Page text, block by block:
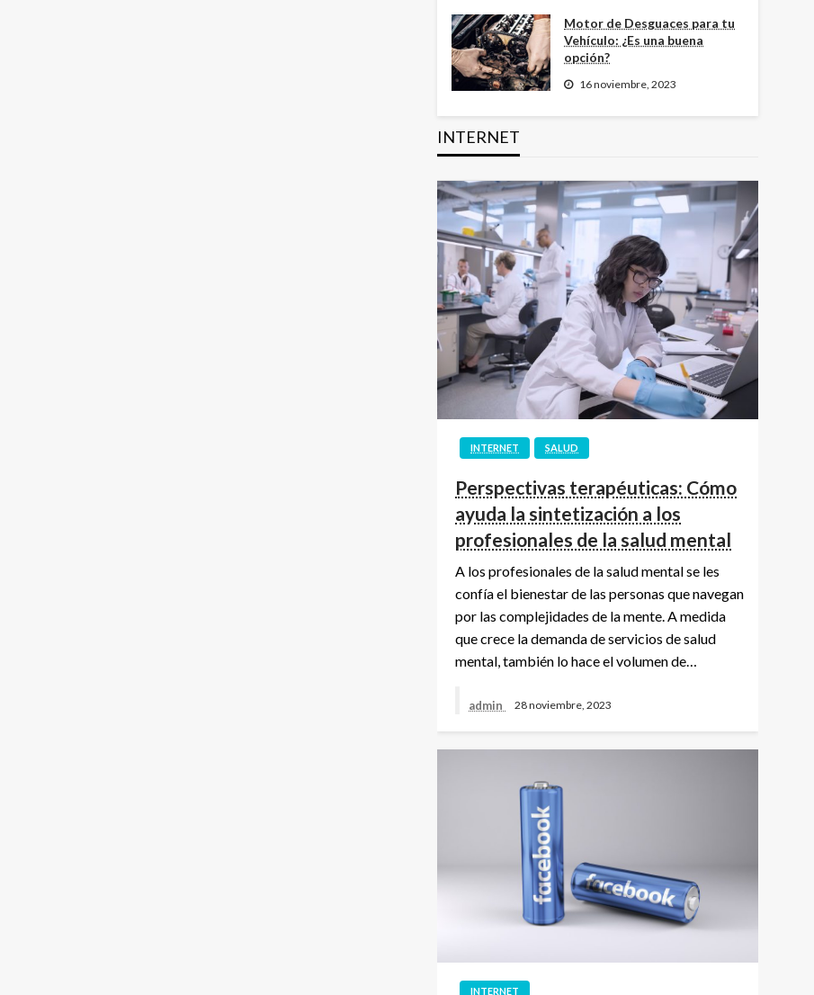
Motor de Desguaces para tu
Vehículo: ¿Es una buena
opción?
16 noviembre, 2023
INTERNET
INTERNET SALUD
Perspectivas terapéuticas: Cómo
ayuda la sintetización a los
profesionales de la salud mental
A los profesionales de la salud mental se les
confía el bienestar de las personas que navegan
por las complejidades de la mente. A medida
que crece la demanda de servicios de salud
mental, también lo hace el volumen de…
admin 28 noviembre, 2023
INTERNET